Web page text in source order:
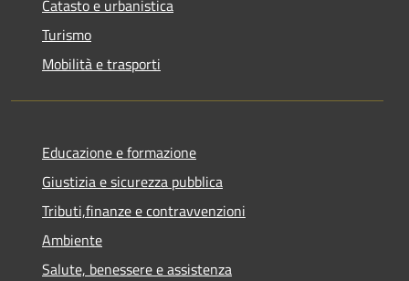
Catasto e urbanistica
Turismo
Mobilità e trasporti
Educazione e formazione
Giustizia e sicurezza pubblica
Tributi,finanze e contravvenzioni
Ambiente
Salute, benessere e assistenza